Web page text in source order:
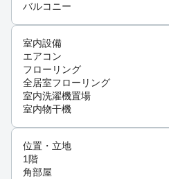
バルコニー
室内設備
エアコン
フローリング
全居室フローリング
室内洗濯機置場
室内物干機
位置・立地
1階
角部屋